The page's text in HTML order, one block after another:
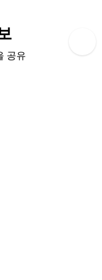
공유